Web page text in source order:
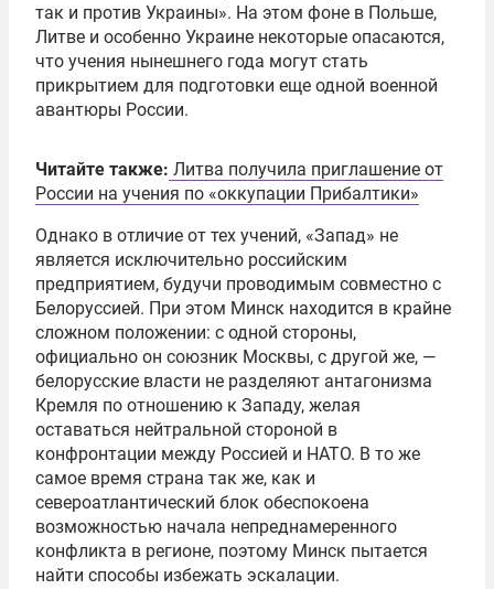
так и против Украины». На этом фоне в Польше,
Литве и особенно Украине некоторые опасаются,
что учения нынешнего года могут стать
прикрытием для подготовки еще одной военной
авантюры России.
Читайте также: Литва получила приглашение от
России на учения по «оккупации Прибалтики»
Однако в отличие от тех учений, «Запад» не
является исключительно российским
предприятием, будучи проводимым совместно с
Белоруссией. При этом Минск находится в крайне
сложном положении: с одной стороны,
официально он союзник Москвы, с другой же, —
белорусские власти не разделяют антагонизма
Кремля по отношению к Западу, желая
оставаться нейтральной стороной в
конфронтации между Россией и НАТО. В то же
самое время страна так же, как и
североатлантический блок обеспокоена
возможностью начала непреднамеренного
конфликта в регионе, поэтому Минск пытается
найти способы избежать эскалации.